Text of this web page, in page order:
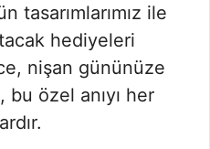
tasarımlarımız ile
hediyeleri
nişan gününüze
bu özel anıyı her